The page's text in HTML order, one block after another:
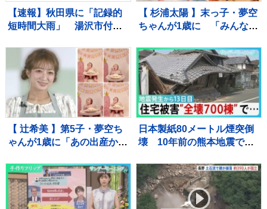
【速報】秋田県に「記録的
短時間大雨」 湯沢市付近
な雨 災害警戒 9日13:49時
【 杉浦太陽 】末っ子・夢空
ちゃんが1歳に 「みんなに
て」家族総出でお祝い
【 辻希美 】第5子・夢空ち
ゃんが1歳に「あの出産から
す」 手や口元がクリーム
だらけでケーキ頬張る姿も
日本製紙80メートル煙突倒
壊 10年前の熊本地震で補
本“避難解除”前になぜ再入
館？下水管破損で田んぼ
に“汚水” 直下に断層 住